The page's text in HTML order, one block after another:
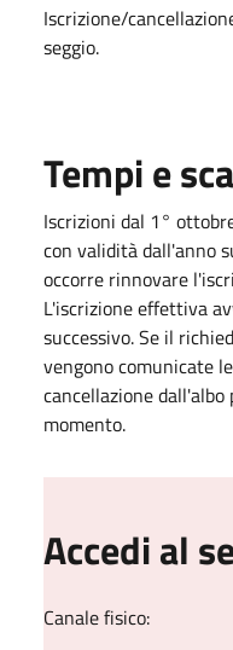
Iscrizione/
seggio.
Tempi e
Iscrizioni dal 1°
con validità dall'anno
occorre rinnovare
L'iscrizione effettiva
successivo. Se il
vengono comunicate
cancellazione
momento.
Accedi al
Canale fisico: